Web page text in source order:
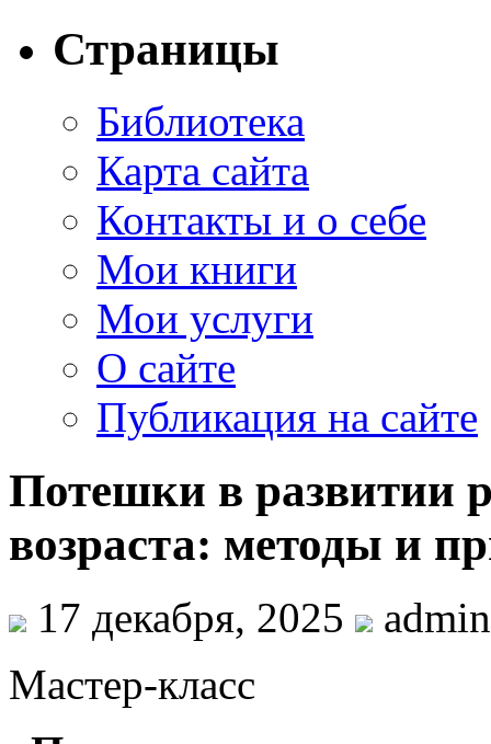
Страницы
Библиотека
Карта сайта
Контакты и о себе
Мои книги
Мои услуги
О сайте
Публикация на сайте
Потешки в развитии
возраста: методы и
17 декабря, 2025
admin
Мастер-класс